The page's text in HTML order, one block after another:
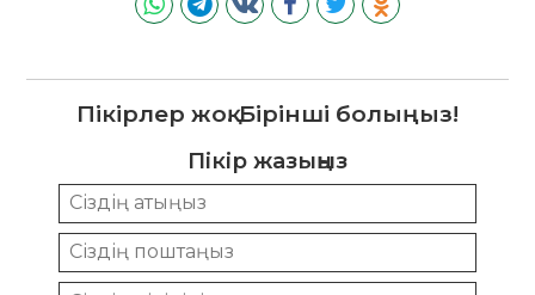
Пікірлер жоқ. Бірінші болыңыз!
Пікір жазыңыз